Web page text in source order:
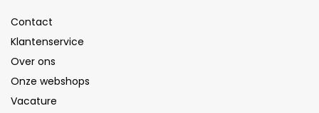
Contact
Klantenservice
Over ons
Onze webshops
Vacature